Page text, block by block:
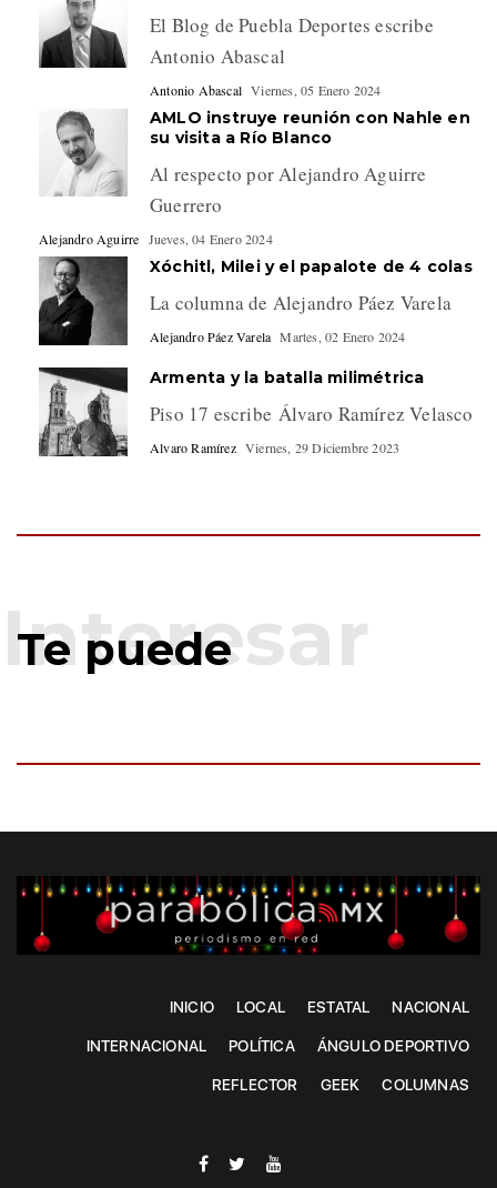
El Blog de Puebla Deportes escribe
Antonio Abascal
Antonio Abascal Viernes, 05 Enero 2024
AMLO instruye reunión con Nahle en
su visita a Río Blanco
Al respecto por Alejandro Aguirre
Guerrero
Alejandro Aguirre Jueves, 04 Enero 2024
Xóchitl, Milei y el papalote de 4 colas
La columna de Alejandro Páez Varela
Alejandro Páez Varela Martes, 02 Enero 2024
Armenta y la batalla milimétrica
Piso 17 escribe Álvaro Ramírez Velasco
Alvaro Ramírez Viernes, 29 Diciembre 2023
Te puede
INICIO LOCAL ESTATAL NACIONAL
INTERNACIONAL POLÍTICA ÁNGULO DEPORTIVO
REFLECTOR GEEK COLUMNAS